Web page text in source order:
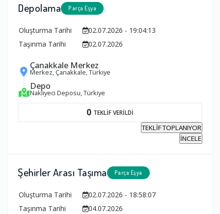
Depolama Parça Eşya
Oluşturma Tarihi
02.07.2026 - 19:04:13
Taşınma Tarihi
02.07.2026
Çanakkale Merkez
Merkez, Çanakkale, Türkiye
Depo
Nakliyeci Deposu, Türkiye
0 TEKLİF VERİLDİ
TEKLİF TOPLANIYOR
İNCELE
Şehirler Arası Taşıma Parça Eşya
Oluşturma Tarihi
02.07.2026 - 18:58:07
Taşınma Tarihi
04.07.2026